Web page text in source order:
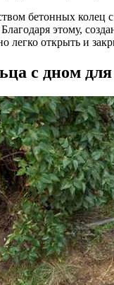
бетонных колец с
этому,
легко открыть и
с дном